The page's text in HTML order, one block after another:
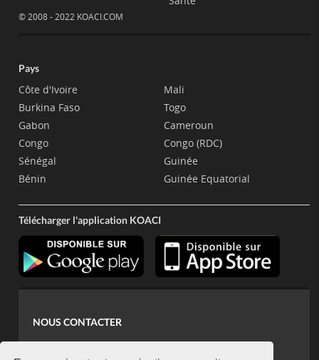
© 2008 - 2022 KOACI.COM
Pays
Côte d'Ivoire
Burkina Faso
Gabon
Congo
Sénégal
Bénin
Mali
Togo
Cameroun
Congo (RDC)
Guinée
Guinée Equatorial
Télécharger l'application KOACI
NOUS CONTACTER